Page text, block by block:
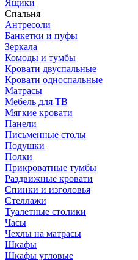
Ящики
Спальня
Антресоли
Банкетки и пуфы
Зеркала
Комоды и тумбы
Кровати двуспальные
Кровати односпальные
Матрасы
Мебель для ТВ
Мягкие кровати
Панели
Письменные столы
Подушки
Полки
Прикроватные тумбы
Раздвижные кровати
Спинки и изголовья
Стеллажи
Туалетные столики
Часы
Чехлы на матрасы
Шкафы
Шкафы угловые